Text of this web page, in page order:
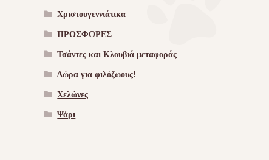
Χριστουγεννιάτικα
ΠΡΟΣΦΟΡΕΣ
Τσάντες και Κλουβιά μεταφοράς
Δώρα για φιλόζωους!
Χελώνες
Ψάρι